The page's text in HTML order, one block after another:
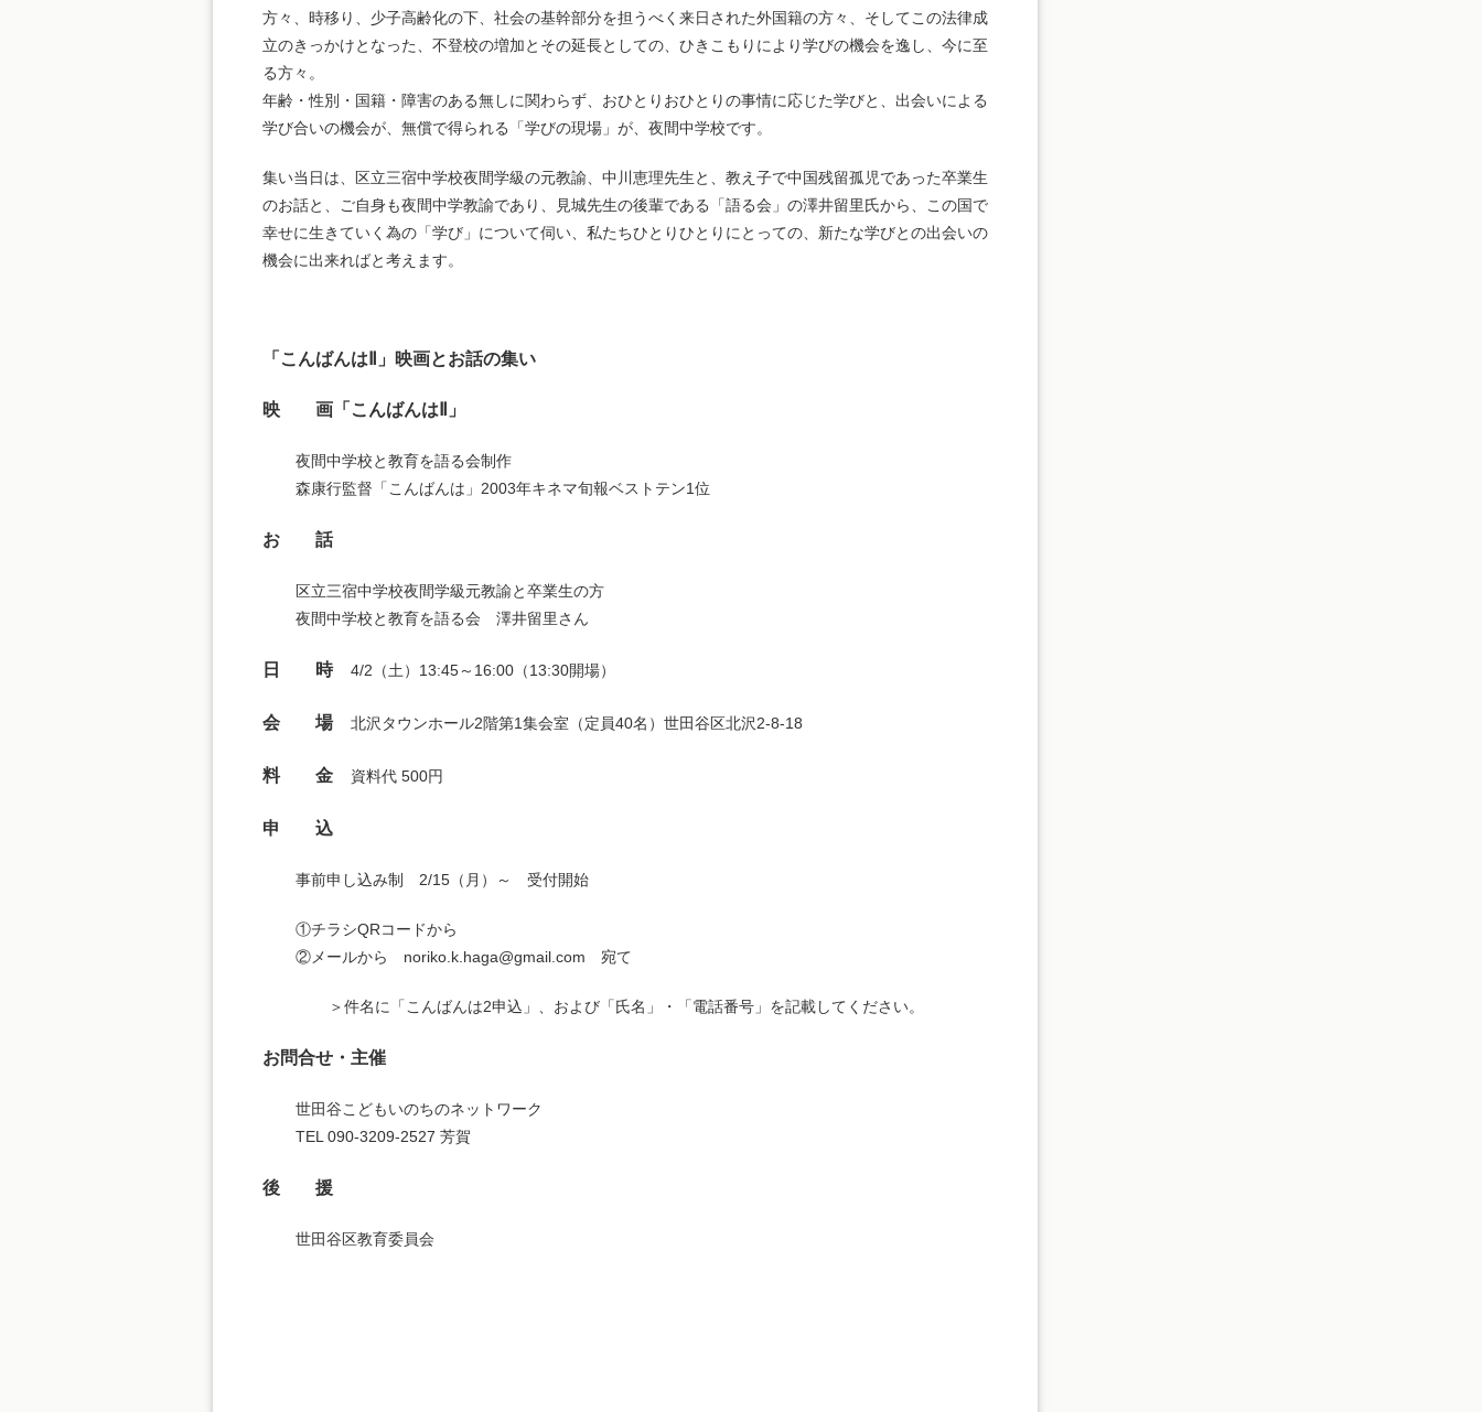
方々、時移り、少子高齢化の下、社会の基幹部分を担うべく来日された外国籍の方々、そしてこの法律成
立のきっかけとなった、不登校の増加とその延長としての、ひきこもりにより学びの機会を逸し、今に至
る方々。
年齢・性別・国籍・障害のある無しに関わらず、おひとりおひとりの事情に応じた学びと、出会いによる
学び合いの機会が、無償で得られる「学びの現場」が、夜間中学校です。
集い当日は、区立三宿中学校夜間学級の元教諭、中川恵理先生と、教え子で中国残留孤児であった卒業生
のお話と、ご自身も夜間中学教諭であり、見城先生の後輩である「語る会」の澤井留里氏から、この国で
幸せに生きていく為の「学び」について伺い、私たちひとりひとりにとっての、新たな学びとの出会いの
機会に出来ればと考えます。
「こんばんはⅡ」映画とお話の集い
映 画「こんばんはⅡ」
夜間中学校と教育を語る会制作
森康行監督「こんばんは」2003年キネマ旬報ベストテン1位
お 話
区立三宿中学校夜間学級元教諭と卒業生の方
夜間中学校と教育を語る会 澤井留里さん
日 時 4/2（土）13:45～16:00（13:30開場）
会 場 北沢タウンホール2階第1集会室（定員40名）世田谷区北沢2-8-18
料 金 資料代 500円
申 込
事前申し込み制 2/15（月）～ 受付開始
①チラシQRコードから
②メールから noriko.k.haga@gmail.com 宛て
＞件名に「こんばんは2申込」、および「氏名」・「電話番号」を記載してください。
お問合せ・主催
世田谷こどもいのちのネットワーク
TEL 090-3209-2527 芳賀
後 援
世田谷区教育委員会